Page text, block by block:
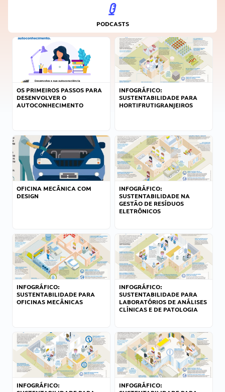
PODCASTS
OS PRIMEIROS PASSOS PARA
DESENVOLVER O
AUTOCONHECIMENTO
INFOGRÁFICO:
SUSTENTABILIDADE PARA
HORTIFRUTIGRANJEIROS
OFICINA MECÂNICA COM
DESIGN
INFOGRÁFICO:
SUSTENTABILIDADE NA
GESTÃO DE RESÍDUOS
ELETRÔNICOS
INFOGRÁFICO:
SUSTENTABILIDADE PARA
OFICINAS MECÂNICAS
INFOGRÁFICO:
SUSTENTABILIDADE PARA
LABORATÓRIOS DE ANÁLISES
CLÍNICAS E DE PATOLOGIA
INFOGRÁFICO:
INFOGRÁFICO: